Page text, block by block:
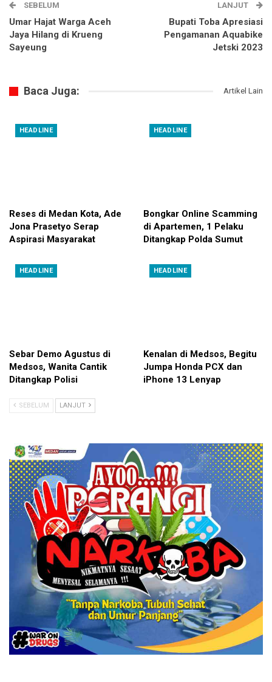
SEBELUM
Umar Hajat Warga Aceh
Jaya Hilang di Krueng
Sayeung
LANJUT
Bupati Toba Apresiasi
Pengamanan Aquabike
Jetski 2023
Baca Juga: Artikel Lain
HEADLINE
Reses di Medan Kota, Ade
Jona Prasetyo Serap
Aspirasi Masyarakat
HEADLINE
Bongkar Online Scamming
di Apartemen, 1 Pelaku
Ditangkap Polda Sumut
HEADLINE
Sebar Demo Agustus di
Medsos, Wanita Cantik
Ditangkap Polisi
HEADLINE
Kenalan di Medsos, Begitu
Jumpa Honda PCX dan
iPhone 13 Lenyap
SEBELUM LANJUT